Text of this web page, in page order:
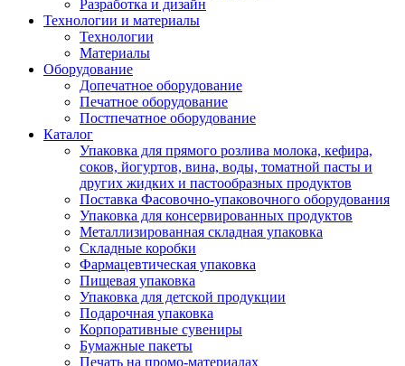
Разработка и дизайн
Технологии и материалы
Технологии
Материалы
Оборудование
Допечатное оборудование
Печатное оборудование
Постпечатное оборудование
Каталог
Упаковка для прямого розлива молока, кефира,
соков, йогуртов, вина, воды, томатной пасты и
других жидких и пастообразных продуктов
Поставка Фасовочно-упаковочного оборудования
Упаковка для консервированных продуктов
Металлизированная складная упаковка
Складные коробки
Фармацевтическая упаковка
Пищевая упаковка
Упаковка для детской продукции
Подарочная упаковка
Корпоративные сувениры
Бумажные пакеты
Печать на промо-материалах